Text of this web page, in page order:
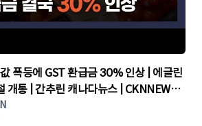
등에 GST 환급금 30% 인상 | 에글린
개통 | 간추린 캐나다뉴스 | CKNNEWS,